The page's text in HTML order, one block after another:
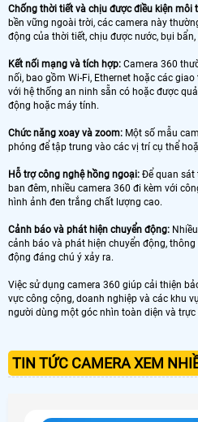
Chống thời tiết và chịu được điều kiện môi
bền vững ngoài trời, các camera này
động của thời tiết, chịu được nước, bụi
Kết nối mạng và tích hợp: Camera 360
nối, bao gồm Wi-Fi, Ethernet hoặc các
với hệ thống an ninh sẵn có hoặc được
động hoặc máy tính.
Chức năng xoay và zoom: Một số mẫu
phóng để tập trung vào các vị trí cụ thể
Hỗ trợ công nghệ hồng ngoại: Để quan sát
ban đêm, nhiều camera 360 đi kèm với
hình ảnh đen trắng chất lượng cao.
Cảnh báo và phát hiện chuyển động:
cảnh báo và phát hiện chuyển động,
động đáng chú ý xảy ra.
Việc sử dụng camera 360 giúp cải thiện
vực công cộng, doanh nghiệp và các khu
người dùng một góc nhìn toàn diện và
TIN TỨC CAMERA XEM